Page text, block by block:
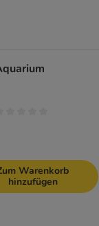
Warenkorb
hinzufügen